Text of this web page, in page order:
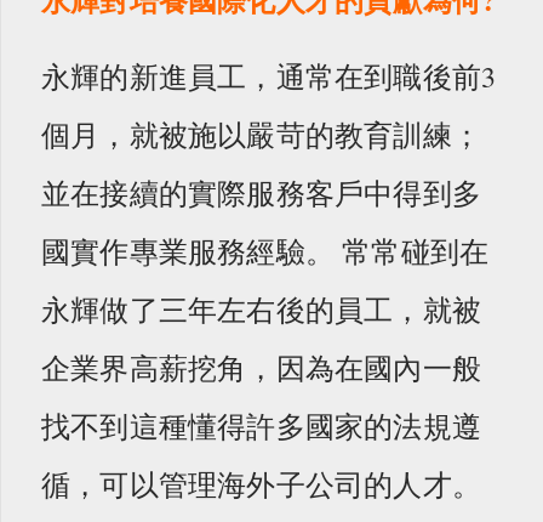
永輝的新進員工，通常在到職後前3
個月，就被施以嚴苛的教育訓練；
並在接續的實際服務客戶中得到多
國實作專業服務經驗。 常常碰到在
永輝做了三年左右後的員工，就被
企業界高薪挖角，因為在國內一般
找不到這種懂得許多國家的法規遵
循，可以管理海外子公司的人才。